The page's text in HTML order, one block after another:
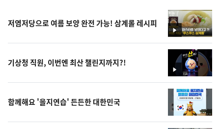
영
상
저염저당으로 여름 보양 완전 가능! 삼계롤 레시피
영
상
기상청 직원, 이번엔 최산 챌린지까지?!
함께해요 '을지연습' 든든한 대한민국